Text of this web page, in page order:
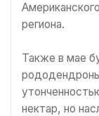
региона.
Также в мае
нектар, но